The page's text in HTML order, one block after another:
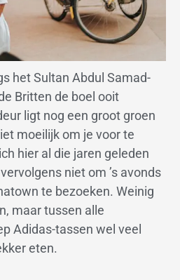
het Sultan Abdul Samad-
Britten de boel ooit
ligt nog een groot groen
moeilijk om je voor te
hier al die jaren geleden
niet om ’s avonds
te bezoeken. Weinig
maar tussen alle
Adidas-tassen wel veel
eten.